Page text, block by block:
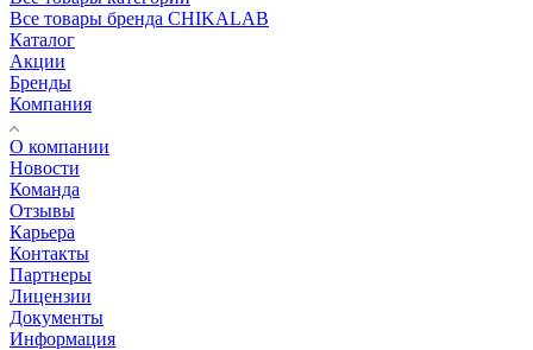
Все товары бренда CHIKALAB
Каталог
Акции
Бренды
Компания
О компании
Новости
Команда
Отзывы
Карьера
Контакты
Партнеры
Лицензии
Документы
Информация